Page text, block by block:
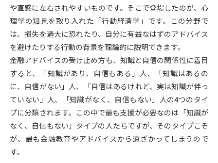
新学年スタート号特集ページ
（高3生用）
新学年スタート号特集ページ
（高2生用）
SELFBRAND特集ページ
オープンキャンパスなどを調べる
オープンキャンパス検索 実施プログラムから探す
来場型・Web型イベント特集 夢ナビライブ
や直感に左右されやすいものです。そこで登場したのが、心
理学の知見を取り入れた「行動経済学」です。この分野で
は、損失を過大に恐れたり、自分に有益なはずのアドバイス
を避けたりする行動の背景を理論的に説明できます。
金融アドバイスの受け止め方も、知識と自信の関係性に着目
すると、「知識があり、自信もある」人、「知識はあるの
に、自信がない」人、「自信はあるけれど、実は知識が伴っ
ていない」人、「知識がなく、自信もない」人の4つのタイ
プに分類されます。この中で最も支援が必要なのは「知識が
なく、自信もない」タイプの人たちですが、そのタイプこそ
が、最も金融教育やアドバイスから遠ざかってしまうので
す。